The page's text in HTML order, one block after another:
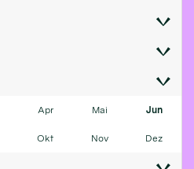
Apr Mai Jun
Okt Nov Dez